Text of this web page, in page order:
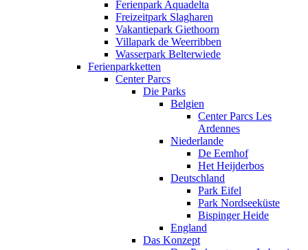
Ferienpark Aquadelta
Freizeitpark Slagharen
Vakantiepark Giethoorn
Villapark de Weerribben
Wasserpark Belterwiede
Ferienparkketten
Center Parcs
Die Parks
Belgien
Center Parcs Les
Ardennes
Niederlande
De Eemhof
Het Heijderbos
Deutschland
Park Eifel
Park Nordseeküste
Bispinger Heide
England
Das Konzept